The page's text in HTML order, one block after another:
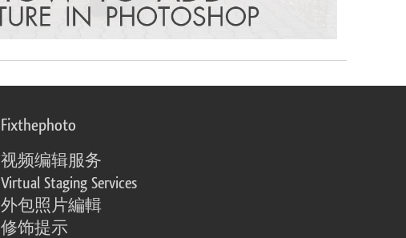
Fixthephoto
视频编辑服务
Virtual Staging Services
外包照片編輯
修饰提示